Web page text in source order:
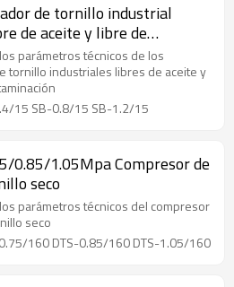
de tornillo industrial
de aceite y libre de
0.8/1.2mpa
parámetros técnicos de los
tornillo industriales libres de aceite y
modelo:SB-0.4/15 SB-0.8/15 SB-1.2/15
0.85/1.05Mpa Compresor de
seco
parámetros técnicos del compresor
seco
modelo:DTS-0.75/160 DTS-0.85/160 DTS-1.05/160